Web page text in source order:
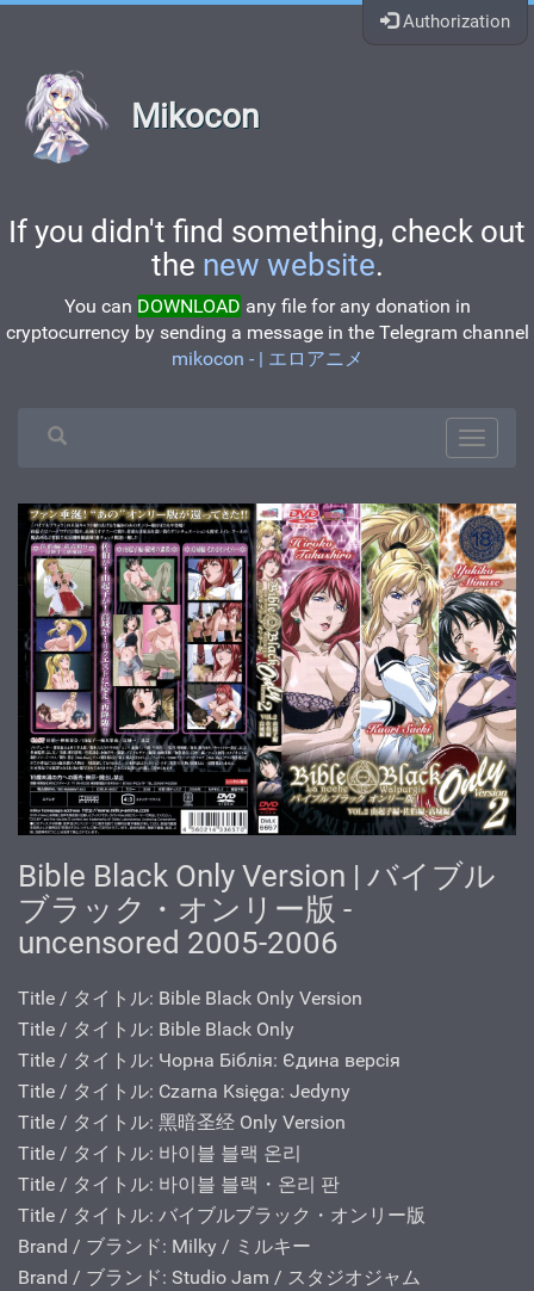
Authorization
Mikocon
If you didn't find something, check out
the new website.
You can DOWNLOAD any file for any donation in
cryptocurrency by sending a message in the Telegram channel
mikocon - | エロアニメ
Bible Black Only Version | バイブル
ブラック・オンリー版 -
uncensored 2005-2006
Title / タイトル: Bible Black Only Version
Title / タイトル: Bible Black Only
Title / タイトル: Чорна Біблія: Єдина версія
Title / タイトル: Czarna Księga: Jedyny
Title / タイトル: 黑暗圣经 Only Version
Title / タイトル: 바이블 블랙 온리
Title / タイトル: 바이블 블랙・온리 판
Title / タイトル: バイブルブラック・オンリー版
Brand / ブランド: Milky / ミルキー
Brand / ブランド: Studio Jam / スタジオジャム